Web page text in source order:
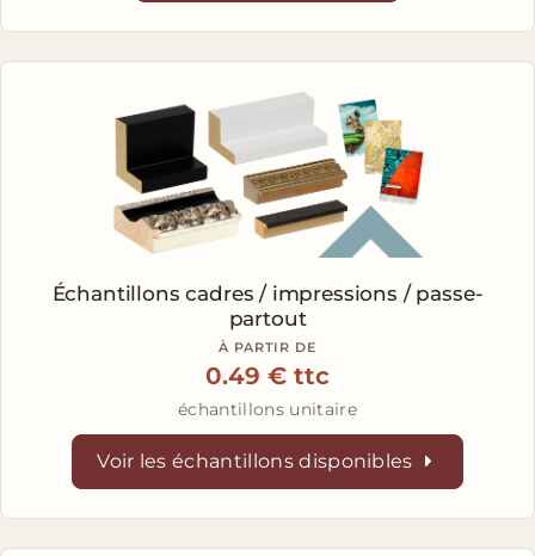
Échantillonscadres / impressions / passe-
partout
À PARTIR DE
0.49 € ttc
échantillons unitaire
Voir les échantillons disponibles